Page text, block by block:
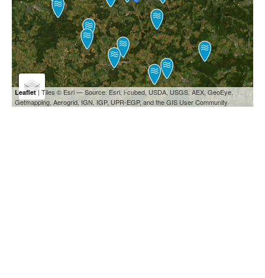
Leaflet| Tiles © Esri — Source: Esri, i-cubed, USDA, USGS, AEX, GeoEye,
Getmapping, Aerogrid, IGN, IGP, UPR-EGP, and the GIS User Community